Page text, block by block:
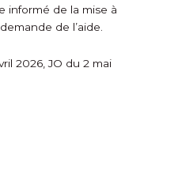
informé de la mise à
de l’aide.
2026, JO du 2 mai